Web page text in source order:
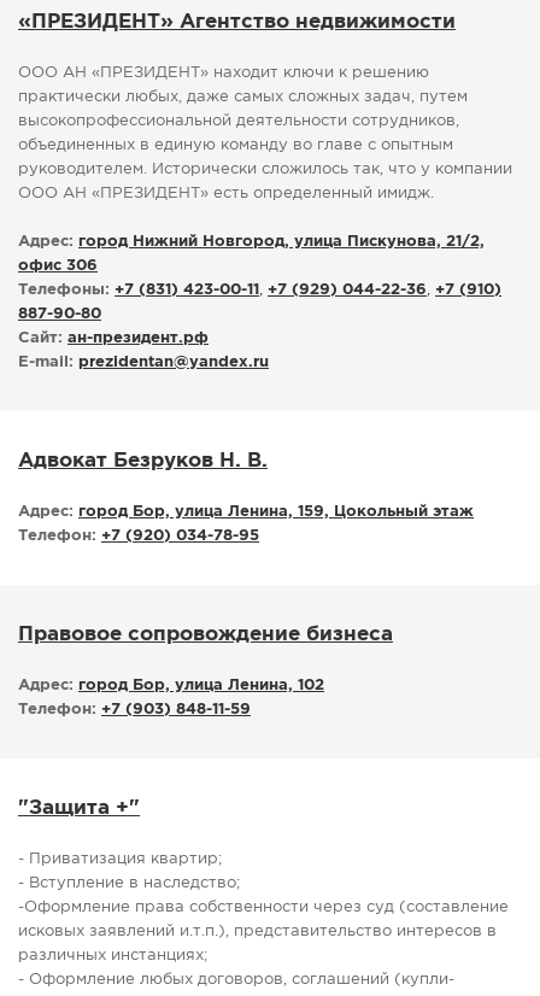
«ПРЕЗИДЕНТ» Агентство недвижимости
ООО АН «ПРЕЗИДЕНТ» находит ключи к решению
практически любых, даже самых сложных задач, путем
высокопрофессиональной деятельности сотрудников,
объединенных в единую команду во главе с опытным
руководителем. Исторически сложилось так, что у компании
ООО АН «ПРЕЗИДЕНТ» есть определенный имидж.
Адрес: город Нижний Новгород, улица Пискунова, 21/2,
офис 306
Телефоны: +7 (831) 423-00-11 , +7 (929) 044-22-36, +7 (910)
887-90-80
Сайт: ан-президент.рф
E-mail: prezidentan@yandex.ru
Адвокат Безруков Н. В.
Адрес: город Бор, улица Ленина, 159, Цокольный этаж
Телефон: +7 (920) 034-78-95
Правовое сопровождение бизнеса
Адрес: город Бор, улица Ленина, 102
Телефон: +7 (903) 848-11-59
"Защита +"
- Приватизация квартир;
- Вступление в наследство;
-Оформление права собственности через суд (составление
исковых заявлений и.т.п.), представительство интересов в
различных инстанциях;
- Оформление любых договоров, соглашений (купли-